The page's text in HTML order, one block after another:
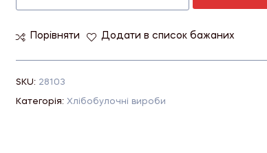
Порівняти Додати в список бажаних
SKU: 28103
Категорія: Хлібобулочні вироби